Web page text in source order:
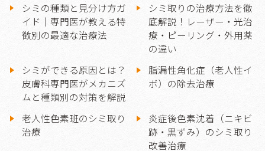
シミの種類と見分け方ガ
イド｜専門医が教える特
徴別の最適な治療法
シミ取りの治療方法を徹
底解説！レーザー・光治
療・ピーリング・外用薬
の違い
シミができる原因とは？
皮膚科専門医がメカニズ
ムと種類別の対策を解説
脂漏性角化症（老人性イ
ボ）の除去治療
老人性色素班のシミ取り
治療
炎症後色素沈着（ニキビ
跡・黒ずみ）のシミ取り
改善治療